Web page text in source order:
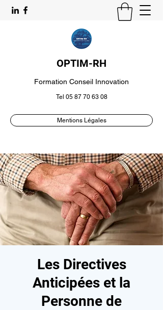
OPTIM-RH
Formation Conseil Innovation
Tel 05 87 70 63 08
Mentions Légales
Les Directives
Anticipées et la
Personne de